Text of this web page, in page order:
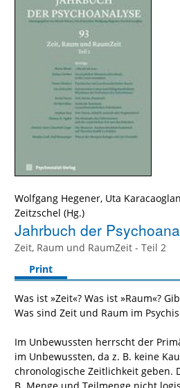
Wolfgang Hegener, Uta Karacaoglan
Zeitzschel
Jahrbuch der
Zeit, Raum und RaumZeit - Teil 2
Print
Was ist »Zeit«? Was ist »Raum«?
Was sind Zeit und Raum im
Im Unbewussten herrscht der
im Unbewussten, da z. B. keine
chronologische Zeitlichkeit geben.